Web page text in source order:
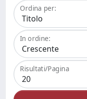
Ordina per:
In ordine:
Risultati/Pagina